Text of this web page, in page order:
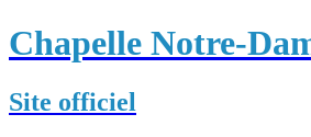
Chapelle Notre-
Site officiel